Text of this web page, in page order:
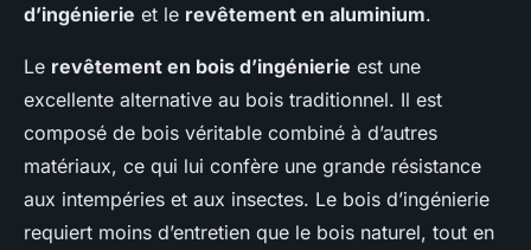
d’ingénierie et le revêtement en aluminium.
Le revêtement en bois d’ingénierie est une
excellente alternative au bois traditionnel. Il est
composé de bois véritable combiné à d’autres
matériaux, ce qui lui confère une grande résistance
aux intempéries et aux insectes. Le bois d’ingénierie
requiert moins d’entretien que le bois naturel, tout en